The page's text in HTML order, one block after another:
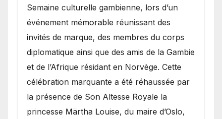
Semaine culturelle gambienne, lors d’un
événement mémorable réunissant des
invités de marque, des membres du corps
diplomatique ainsi que des amis de la Gambie
et de l’Afrique résidant en Norvège. Cette
célébration marquante a été réhaussée par
la présence de Son Altesse Royale la
princesse Märtha Louise, du maire d’Oslo,